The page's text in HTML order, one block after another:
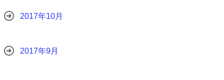
2017年10月
2017年9月